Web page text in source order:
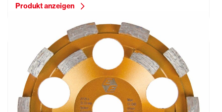
Produkt anzeigen